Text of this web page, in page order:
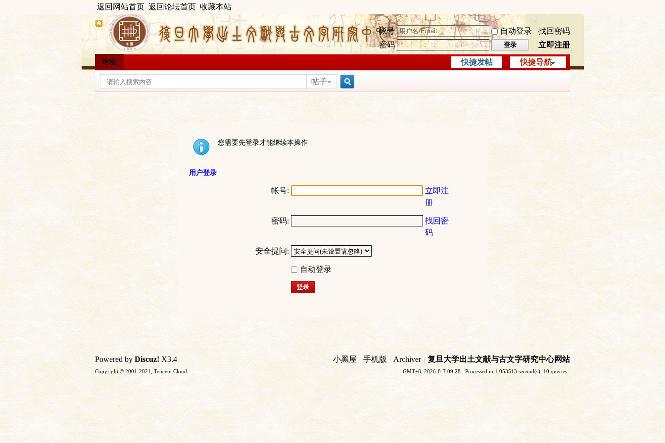
返回网站首页 返回论坛首页 收藏本站
帐号 自动登录
找回密码
密码
登录 立即注册
快捷导航
论坛 快捷发帖
帖子
您需要先登录才能继续本操作
用户登录
帐号:
立即注
册
密码:
找回密
码
安全提问:
自动登录
登录
小黑屋 | 手机版 | Archiver | 复旦大学出土文献与古文字研究中心网站
GMT+8, 2026-8-7 09:28 , Processed in 1.053513 second(s), 10 queries .
Powered by Discuz! X3.4
Copyright © 2001-2021, Tencent Cloud.